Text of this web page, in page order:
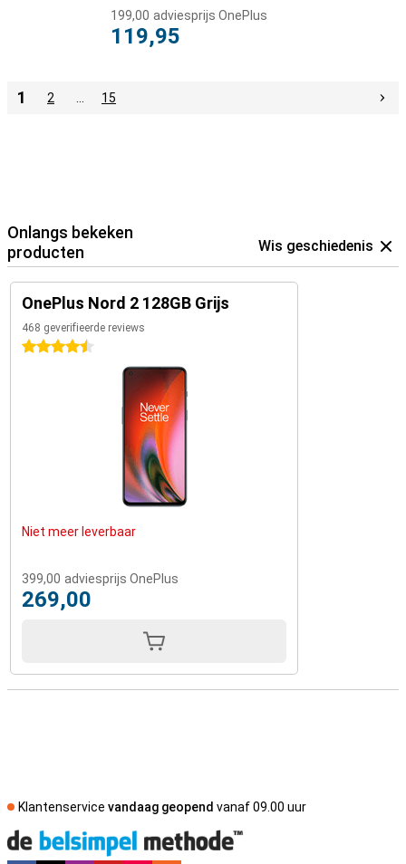
199,00 adviesprijs OnePlus
119,95
1 2 15
Onlangs bekeken
producten
Wis geschiedenis
OnePlus Nord 2 128GB Grijs
468 geverifieerde reviews
4.5 sterren
Niet meer leverbaar
399,00 adviesprijs OnePlus
269,00
Klantenservice vandaag geopend vanaf 09.00 uur